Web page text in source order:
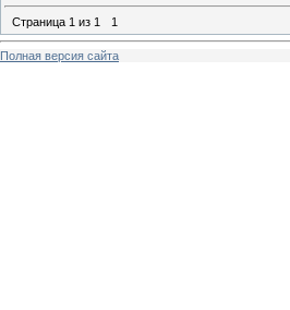
Страница 1 из 1 1
Полная версия сайта